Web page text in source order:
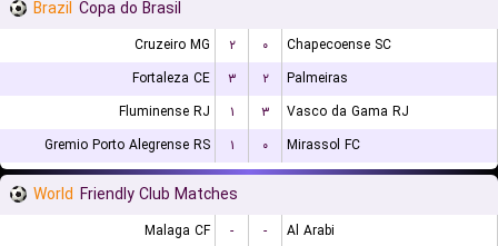
Brazil Copa do Brasil
Cruzeiro MG ۲ ۰
Chapecoense SC
Fortaleza CE
۳ ۲
Palmeiras
Fluminense RJ
۱ ۳
Vasco da Gama RJ
Gremio Porto Alegrense RS
۱ ۰ Mirassol FC
World Friendly Club Matches
Malaga CF - -
Al Arabi